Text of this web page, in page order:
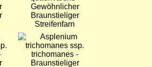
Gewöhnlicher
Braunstieliger
Streifenfarn
Bild